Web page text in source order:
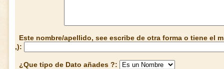
Este nombre/apellido, see escribe de otra forma o tiene el
,):
¿Que tipo de Dato añades ?: